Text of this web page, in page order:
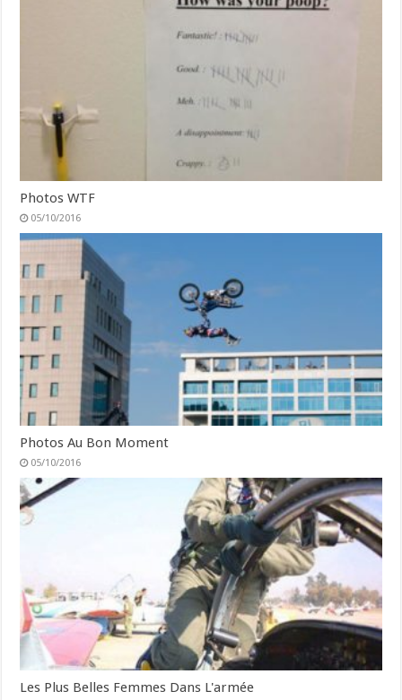
Photos WTF
05/10/2016
Photos Au Bon Moment
05/10/2016
Les Plus Belles Femmes Dans L'armée